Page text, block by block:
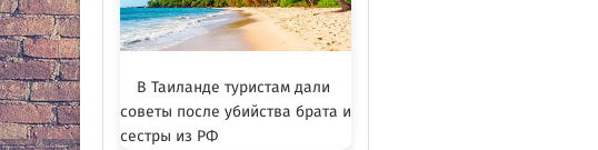
В Таиланде туристам дали
советы после убийства брата и
сестры из РФ